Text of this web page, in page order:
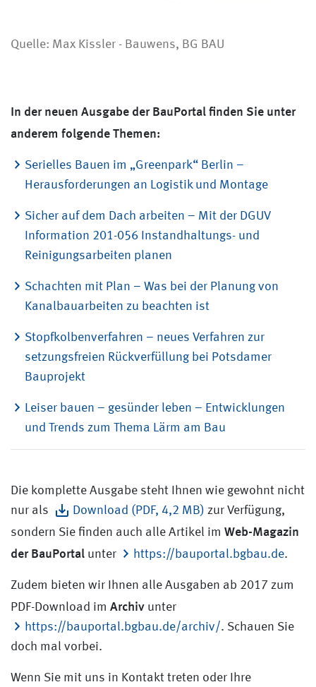
Quelle: Max Kissler - Bauwens, BG BAU
In der neuen Ausgabe der BauPortal finden Sie unter
anderem folgende Themen:
Serielles Bauen im „Greenpark“ Berlin –
Herausforderungen an Logistik und Montage
Sicher auf dem Dach arbeiten – Mit der DGUV
Information 201-056 Instandhaltungs- und
Reinigungsarbeiten planen
Schachten mit Plan – Was bei der Planung von
Kanalbauarbeiten zu beachten ist
Stopfkolbenverfahren – neues Verfahren zur
setzungsfreien Rückverfüllung bei Potsdamer
Bauprojekt
Leiser bauen – gesünder leben – Entwicklungen
und Trends zum Thema Lärm am Bau
Die komplette Ausgabe steht Ihnen wie gewohnt nicht
nur als
Download (PDF, 4,2 MB) zur Verfügung,
sondern Sie finden auch alle Artikel im Web-Magazin
der BauPortal unter https://bauportal.bgbau.de.
Zudem bieten wir Ihnen alle Ausgaben ab 2017 zum
PDF-Download im Archiv unter
https://bauportal.bgbau.de/archiv/. Schauen Sie
doch mal vorbei.
Wenn Sie mit uns in Kontakt treten oder Ihre